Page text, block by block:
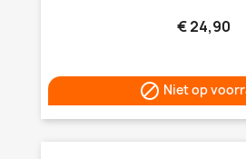
€ 24,90
 Niet op